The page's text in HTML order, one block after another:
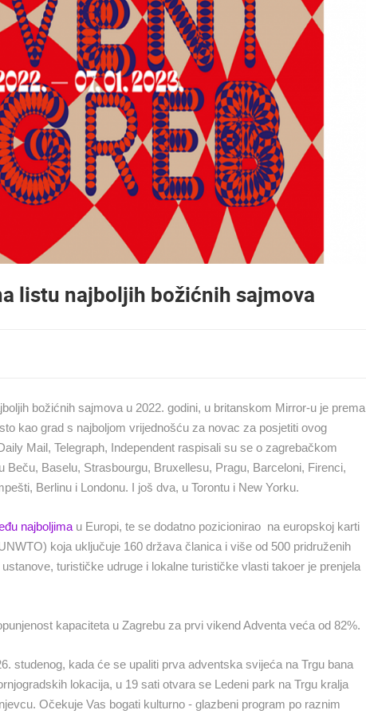
HD - OKRETNE KAMERE GRADILIŠTA SKIJANJE I SNIJEG PLAŽE MARINE I LUČICE
SVJETSKA BAŠTINA SPORT
listu najboljih božićnih sajmova
božićnih sajmova u 2022. godini, u britanskom Mirror-u je prema
kao grad s najboljom vrijednošću za novac za posjetiti ovog
Mail, Telegraph, Independent raspisali su se o zagrebačkom
Baselu, Strasbourgu, Bruxellesu, Pragu, Barceloni, Firenci,
Berlinu i Londonu. I još dva, u Torontu i New Yorku.
najboljima u Europi, te se dodatno pozicionirao na europskoj karti
koja uključuje 160 država članica i više od 500 pridruženih
turističke udruge i lokalne turističke vlasti takoer je prenjela
kapaciteta u Zagrebu za prvi vikend Adventa veća od 82%.
studenog, kada će se upaliti prva adventska svijeća na Trgu bana
lokacija, u 19 sati otvara se Ledeni park na Trgu kralja
Očekuje Vas bogati kulturno - glazbeni program po raznim